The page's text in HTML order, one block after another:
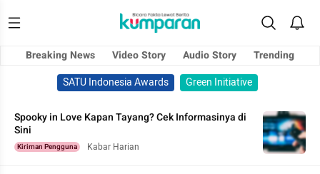
Breaking News Video Story Audio Story
Trending
SATU Indonesia Awards
Green Initiative
Spooky in Love Kapan Tayang? Cek Informasinya di
Sini
Kiriman Pengguna Kabar Harian